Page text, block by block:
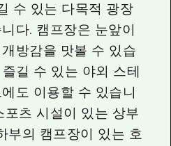
수 있는 다목적 광장
다. 캠프장은 눈앞이
방감을 맛볼 수 있습
길 수 있는 야외 스테
도 이용할 수 있습니
츠 시설이 있는 상부
부의 캠프장이 있는 호